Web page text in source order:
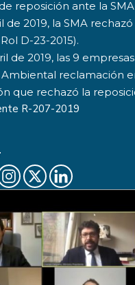
reposición ante la
de 2019, la SMA
D-23-2015).
de 2019, las 9
reclamación
que rechazó la
R-207-2019